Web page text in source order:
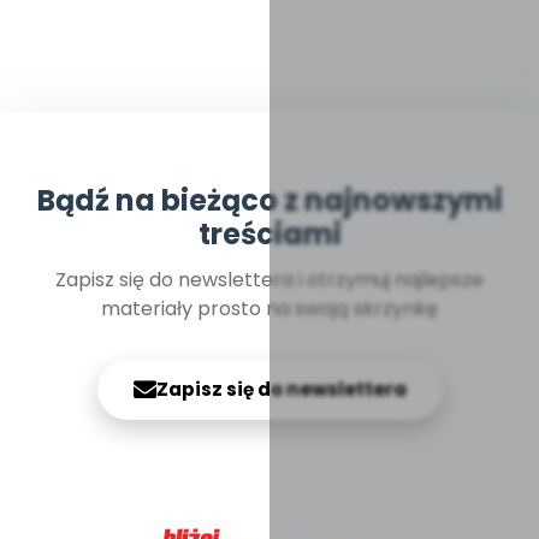
Bądź na bieżąco z najnowszymi
treściami
Zapisz się do newslettera i otrzymuj najlepsze
materiały prosto na swoją skrzynkę
Zapisz się do newslettera